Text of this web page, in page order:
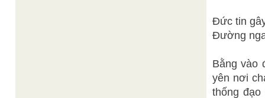
Đức tin
Đường
Bằng vào
yên nơi
thống